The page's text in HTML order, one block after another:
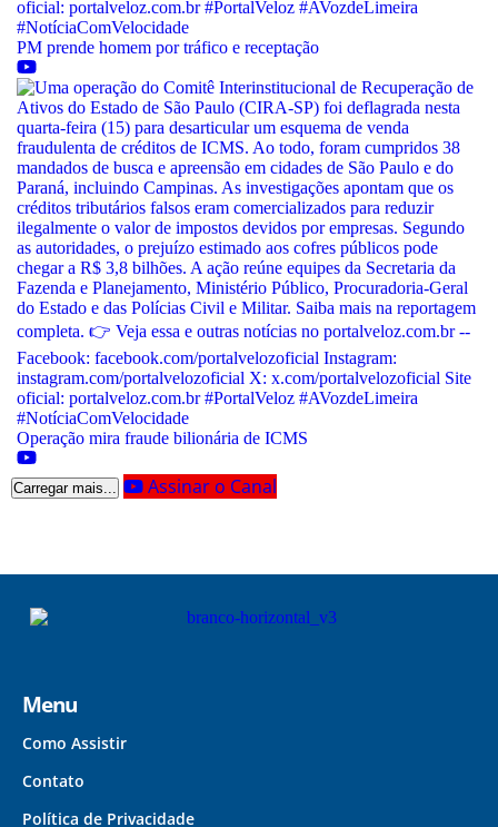
PM prende homem por tráfico e receptação
Operação mira fraude bilionária de ICMS
Carregar mais... Assinar o Canal
Menu
Como Assistir
Contato
Política de Privacidade